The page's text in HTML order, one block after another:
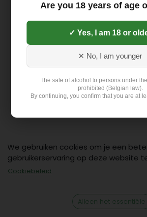
Contact
hello@flex-delivery.be
We gebruiken cookies om je een
gebruikerservaring op deze website
Cookiebeleid
Alleen het essentiële
Are you 18 years of age
✓ Yes, I am 18 or
✕ No, I am younger
The sale of alcohol to persons under
prohibited (Belgian law).
By continuing, you confirm that you are at